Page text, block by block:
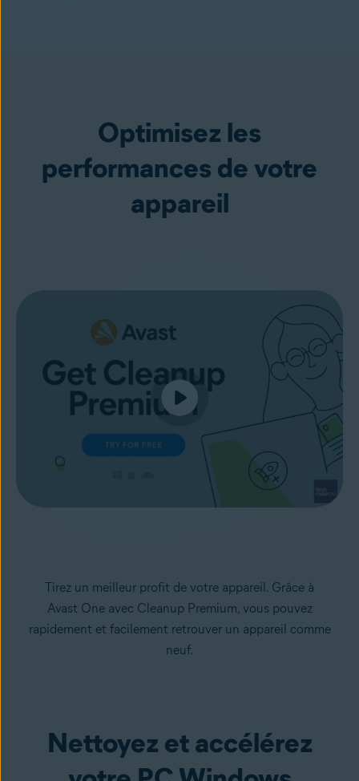
Optimisez les
performances de votre
appareil
Tirez un meilleur profit de votre appareil. Grâce à
Avast One avec Cleanup Premium, vous pouvez
rapidement et facilement retrouver un appareil comme
neuf.
Nettoyez et accélérez